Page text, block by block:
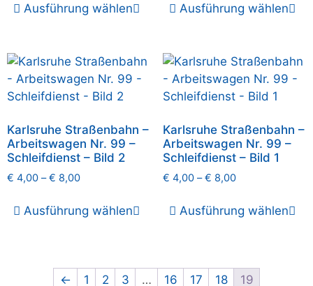
Ausführung wählen Ausführung wählen
Karlsruhe Straßenbahn –
Arbeitswagen Nr. 99 –
Schleifdienst – Bild 2
€ 4,00 –€ 8,00
Ausführung wählen
Karlsruhe Straßenbahn –
Arbeitswagen Nr. 99 –
Schleifdienst – Bild 1
€ 4,00–€ 8,00
Ausführung wählen
← 1 2 3 … 16 17 18 19